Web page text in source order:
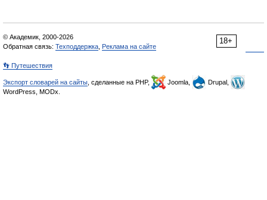
18+
© Академик, 2000-2026
Обратная связь: Техподдержка Реклама на сайте
👣 Путешествия
Экспорт словарей на сайты , сделанные на PHP, Joomla,
Drupal,
WordPress, MODx.